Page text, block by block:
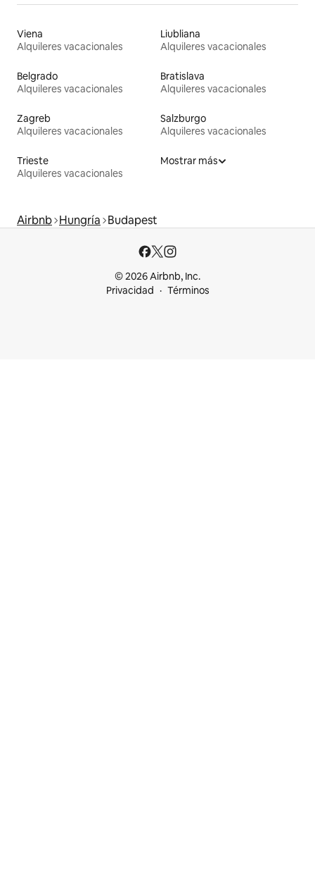
Viena
Alquileres vacacionales
Liubliana
Alquileres vacacionales
Belgrado
Alquileres vacacionales
Bratislava
Alquileres vacacionales
Zagreb
Alquileres vacacionales
Salzburgo
Alquileres vacacionales
Trieste
Alquileres vacacionales
Mostrar más
Airbnb Hungría Budapest
© 2026 Airbnb, Inc.
Privacidad
Términos